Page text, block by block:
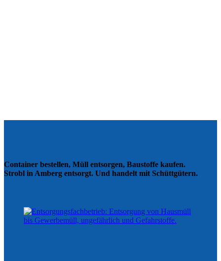
Container bestellen, Müll entsorgen, Baustoffe kaufen.
Strobl in Amberg entsorgt. Und handelt mit Schüttgütern.